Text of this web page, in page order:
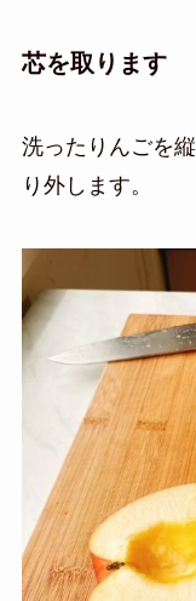
芯を取ります
洗ったりんごを
り外します。